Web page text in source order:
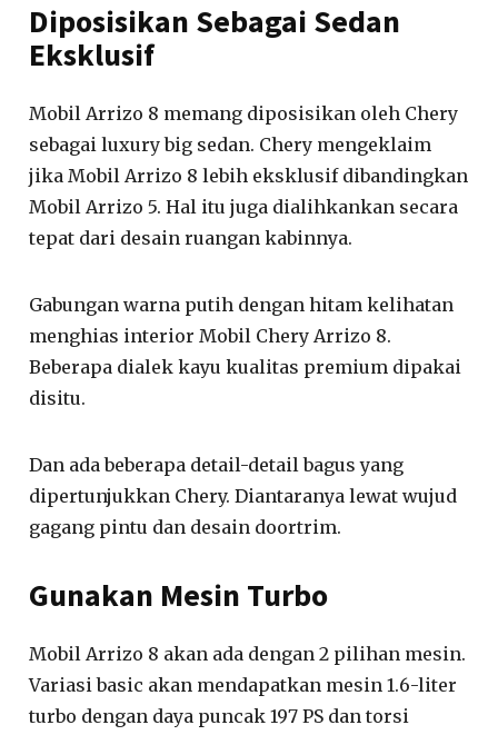
Diposisikan Sebagai Sedan
Eksklusif
Mobil Arrizo 8 memang diposisikan oleh Chery
sebagai luxury big sedan. Chery mengeklaim
jika Mobil Arrizo 8 lebih eksklusif dibandingkan
Mobil Arrizo 5. Hal itu juga dialihkankan secara
tepat dari desain ruangan kabinnya.
Gabungan warna putih dengan hitam kelihatan
menghias interior Mobil Chery Arrizo 8.
Beberapa dialek kayu kualitas premium dipakai
disitu.
Dan ada beberapa detail-detail bagus yang
dipertunjukkan Chery. Diantaranya lewat wujud
gagang pintu dan desain doortrim.
Gunakan Mesin Turbo
Mobil Arrizo 8 akan ada dengan 2 pilihan mesin.
Variasi basic akan mendapatkan mesin 1.6-liter
turbo dengan daya puncak 197 PS dan torsi